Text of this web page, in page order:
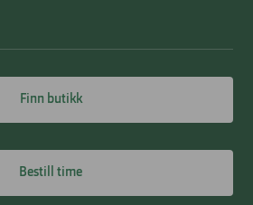
Finn butikk
Bestill time